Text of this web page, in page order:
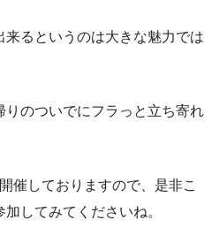
るというのは大きな魅力では
のついでにフラっと立ち寄れ
催しておりますので、是非こ
してみてくださいね。